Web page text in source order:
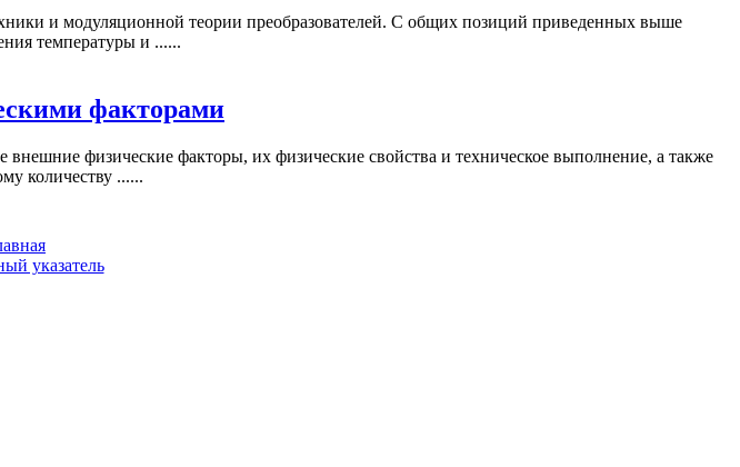
и модуляционной теории преобразователей. С общих позиций приведенных выше
температуры и ......
факторами
физические факторы, их физические свойства и техническое выполнение, а также
количеству ......
указатель